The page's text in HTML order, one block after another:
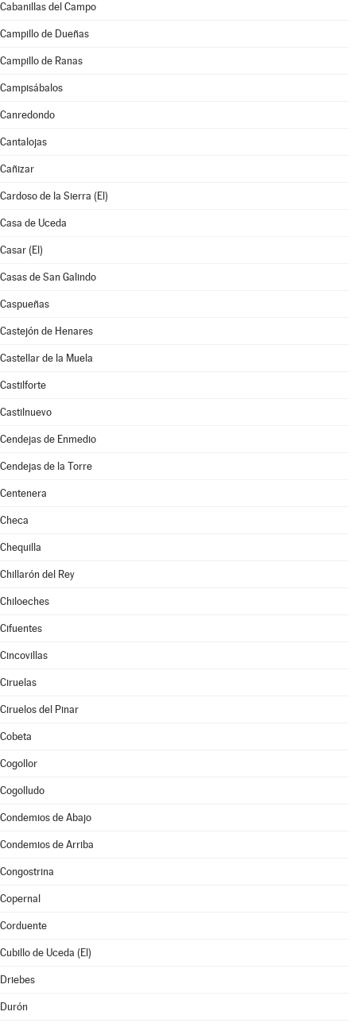
Cabanillas del Campo
Campillo de Dueñas
Campillo de Ranas
Campisábalos
Canredondo
Cantalojas
Cañizar
Cardoso de la Sierra (El)
Casa de Uceda
Casar (El)
Casas de San Galindo
Caspueñas
Castejón de Henares
Castellar de la Muela
Castilforte
Castilnuevo
Cendejas de Enmedio
Cendejas de la Torre
Centenera
Checa
Chequilla
Chillarón del Rey
Chiloeches
Cifuentes
Cincovillas
Ciruelas
Ciruelos del Pinar
Cobeta
Cogollor
Cogolludo
Condemios de Abajo
Condemios de Arriba
Congostrina
Copernal
Corduente
Cubillo de Uceda (El)
Driebes
Durón